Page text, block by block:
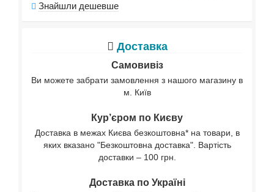
Знайшли дешевше
Доставка
Самовивіз
Ви можете забрати замовлення з нашого магазину в
м. Київ
Кур’єром по Києву
Доставка в межах Києва безкоштовна* на товари, в
яких вказано "Безкоштовна доставка". Вартість
доставки – 100 грн.
Доставка по Україні